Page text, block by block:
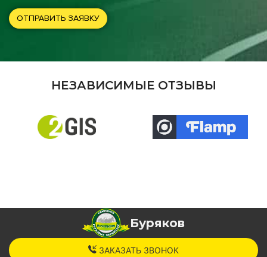
ОТПРАВИТЬ ЗАЯВКУ
НЕЗАВИСИМЫЕ ОТЗЫВЫ
Буряков
ЗАКАЗАТЬ ЗВОНОК